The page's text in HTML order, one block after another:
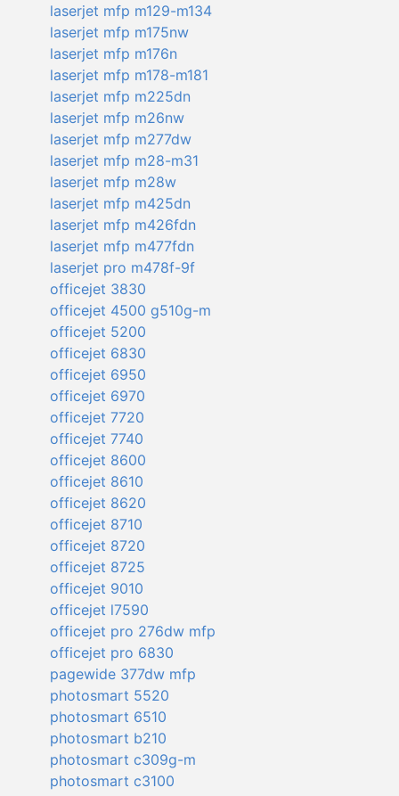
laserjet mfp m129-m134
laserjet mfp m175nw
laserjet mfp m176n
laserjet mfp m178-m181
laserjet mfp m225dn
laserjet mfp m26nw
laserjet mfp m277dw
laserjet mfp m28-m31
laserjet mfp m28w
laserjet mfp m425dn
laserjet mfp m426fdn
laserjet mfp m477fdn
laserjet pro m478f-9f
officejet 3830
officejet 4500 g510g-m
officejet 5200
officejet 6830
officejet 6950
officejet 6970
officejet 7720
officejet 7740
officejet 8600
officejet 8610
officejet 8620
officejet 8710
officejet 8720
officejet 8725
officejet 9010
officejet l7590
officejet pro 276dw mfp
officejet pro 6830
pagewide 377dw mfp
photosmart 5520
photosmart 6510
photosmart b210
photosmart c309g-m
photosmart c3100